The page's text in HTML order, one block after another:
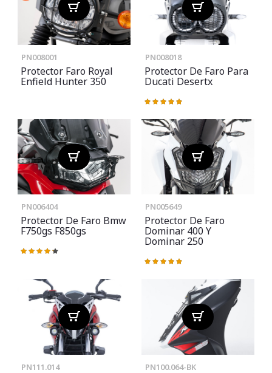
PN008001
Protector Faro Royal
Enfield Hunter 350
PN008018
Protector De Faro Para
Ducati Desertx
Valoración:
PN006404
Protector De Faro Bmw
F750gs F850gs
Valoración:
PN005649
Protector De Faro
Dominar 400 Y
Dominar 250
Valoración:
PN111.014 PN100.064-BK